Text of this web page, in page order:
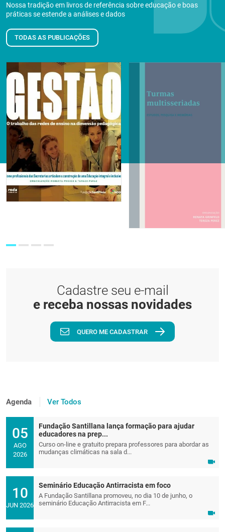
Nossa tradição em livros de referência sobre educação e boas
práticas se estende a análises e dados
TODAS AS PUBLICAÇÕES
Cadastre seu e-mail
e receba nossas novidades
QUERO ME CADASTRAR
Agenda Ver Todos
05
AGO
2026
Fundação Santillana lança formação para ajudar
educadores na prep...
Curso on-line e gratuito prepara professores para abordar as
mudanças climáticas na sala d...
10
JUN 2026
Seminário Educação Antirracista em foco
A Fundação Santillana promoveu, no dia 10 de junho, o
seminário Educação Antirracista em F...